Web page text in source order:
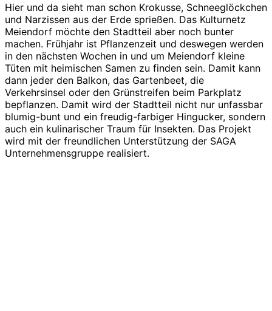
Hier und da sieht man schon Krokusse, Schneeglöckchen
und Narzissen aus der Erde sprießen. Das Kulturnetz
Meiendorf möchte den Stadtteil aber noch bunter
machen. Frühjahr ist Pflanzenzeit und deswegen werden
in den nächsten Wochen in und um Meiendorf kleine
Tüten mit heimischen Samen zu finden sein. Damit kann
dann jeder den Balkon, das Gartenbeet, die
Verkehrsinsel oder den Grünstreifen beim Parkplatz
bepflanzen. Damit wird der Stadtteil nicht nur unfassbar
blumig-bunt und ein freudig-farbiger Hingucker, sondern
auch ein kulinarischer Traum für Insekten. Das Projekt
wird mit der freundlichen Unterstützung der SAGA
Unternehmensgruppe realisiert.